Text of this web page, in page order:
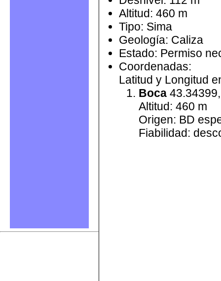
Altitud: 460 m
Tipo: Sima
Geología: Caliza
Estado: Permiso
Coordenadas:
Latitud y Longitud
Boca
Altitud: 460 m
Origen: BD
Fiabilidad: